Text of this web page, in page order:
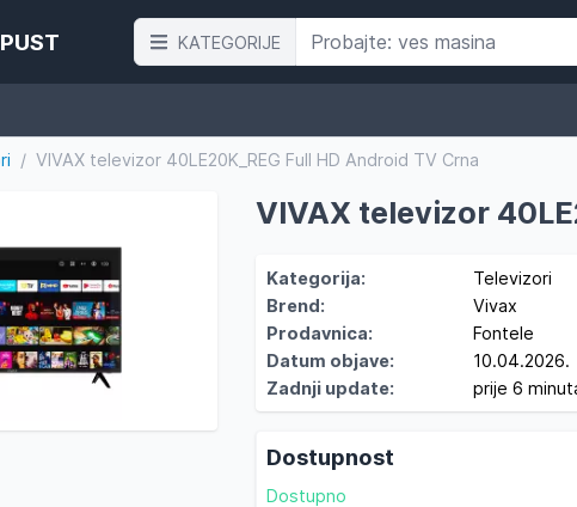
KATEGORIJE
/ VIVAX televizor 40LE20K_REG Full HD Android TV Crna
VIVAX televizor
Kategorija:
Televizori
Brend:
Vivax
Prodavnica:
Fontele
Datum objave:
10.04.2026.
Zadnji update:
prije 6
Dostupnost
Dostupno